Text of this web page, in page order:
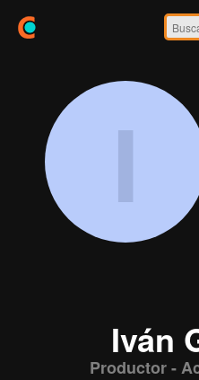
I
Iván
Productor -